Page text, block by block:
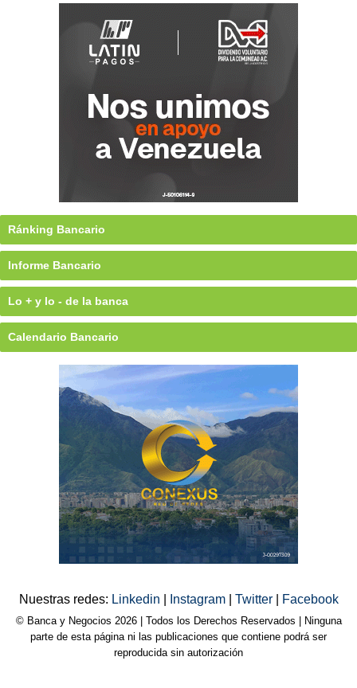
Ránking Bancario
Informe Bancario
Lo + y lo - de la banca
Calendario Bancario
Nuestras redes: Linkedin Instagram Twitter Facebook
© Banca y Negocios 2026 | Todos los Derechos Reservados | Ninguna
parte de esta página ni las publicaciones que contiene podrá ser
reproducida sin autorización